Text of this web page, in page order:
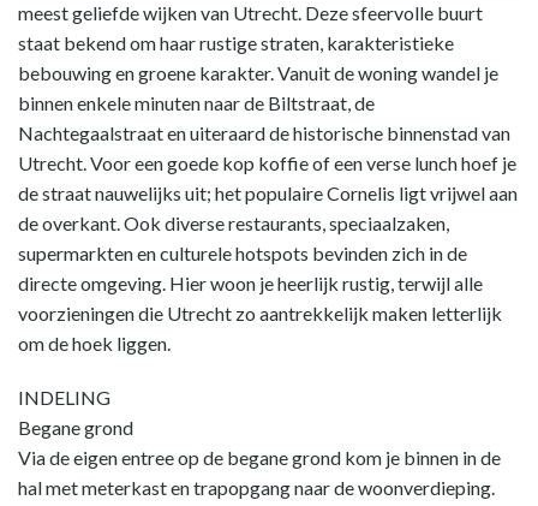
meest geliefde wijken van Utrecht. Deze sfeervolle buurt
staat bekend om haar rustige straten, karakteristieke
bebouwing en groene karakter. Vanuit de woning wandel je
binnen enkele minuten naar de Biltstraat, de
Nachtegaalstraat en uiteraard de historische binnenstad van
Utrecht. Voor een goede kop koffie of een verse lunch hoef je
de straat nauwelijks uit; het populaire Cornelis ligt vrijwel aan
de overkant. Ook diverse restaurants, speciaalzaken,
supermarkten en culturele hotspots bevinden zich in de
directe omgeving. Hier woon je heerlijk rustig, terwijl alle
voorzieningen die Utrecht zo aantrekkelijk maken letterlijk
om de hoek liggen.
INDELING
Begane grond
Via de eigen entree op de begane grond kom je binnen in de
hal met meterkast en trapopgang naar de woonverdieping.